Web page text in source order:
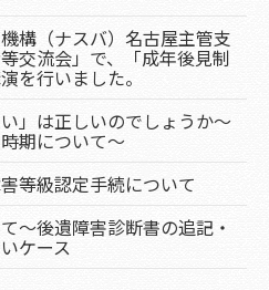
構（ナスバ）名古屋主管支
交流会」で、「成年後見制
を行いました。
」は正しいのでしょうか～
期について～
等級認定手続について
～後遺障害診断書の追記・
ケース